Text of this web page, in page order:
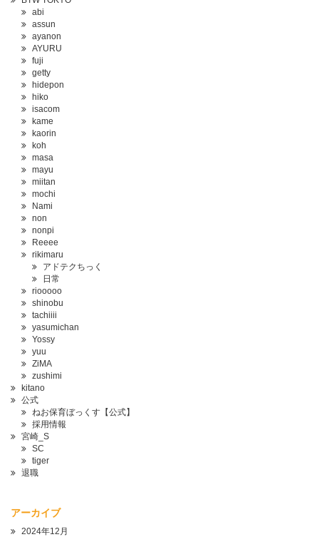
abi
assun
ayanon
AYURU
fuji
getty
hidepon
hiko
isacom
kame
kaorin
koh
masa
mayu
miitan
mochi
Nami
non
nonpi
Reeee
rikimaru
アドテクちっく
日常
riooooo
shinobu
tachiiii
yasumichan
Yossy
yuu
ZiMA
zushimi
kitano
公式
ねお保育ぼっくす【公式】
採用情報
宮崎_S
SC
tiger
退職
アーカイブ
2024年12月